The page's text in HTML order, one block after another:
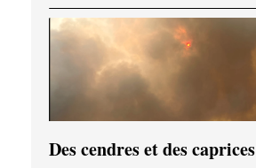
Des cendres et des caprices